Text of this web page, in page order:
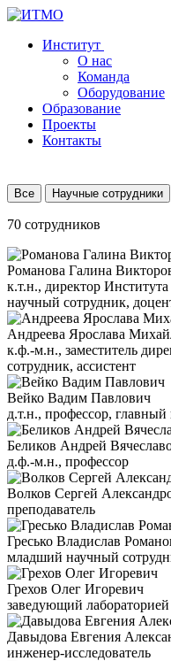
Институт
О нас
Команда
Оборудование
Образование
Проекты
Контакты
Все Научные сотрудники
70 сотрудников
Романова Галина
к.т.н., директор
научный сотрудник,
Андреева Ярослава
к.ф.-м.н., заместитель
сотрудник, ассистент
Вейко Вадим Павлович
д.т.н., профессор,
Беликов Андрей
д.ф.-м.н., профессор
Волков Сергей
преподаватель
Гресько Владислав
младший научный
Грехов Олег Игоревич
заведующий лабораторией
Давыдова Евгения
инженер-исследователь